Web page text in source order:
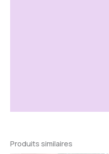
Produits similaires